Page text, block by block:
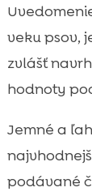
veku psov,
zvlášť
hodnoty
Jemné a
podávané